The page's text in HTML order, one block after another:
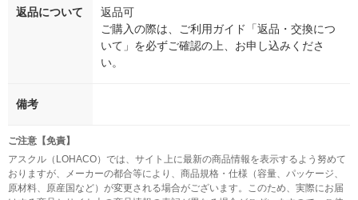
返品について
返品可
ご購入の際は、ご利用ガイド「返品・交換につ
いて」を必ずご確認の上、お申し込みくださ
い。
備考
ご注意【免責】
アスクル（LOHACO）では、サイト上に最新の商品情報を表示するよう努めて
おりますが、メーカーの都合等により、商品規格・仕様（容量、パッケージ、
原材料、原産国など）が変更される場合がございます。このため、実際にお届